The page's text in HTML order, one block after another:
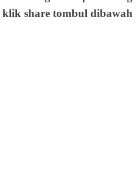
share tombul dibawah